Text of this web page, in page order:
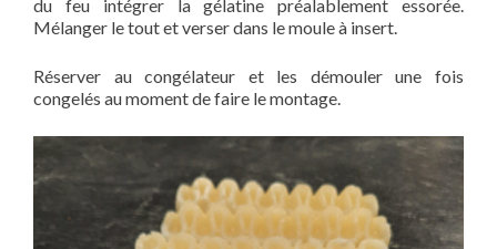
du feu intégrer la gélatine préalablement essorée.
Mélanger le tout et verser dans le moule à insert.
Réserver au congélateur et les démouler une fois
congelés au moment de faire le montage.